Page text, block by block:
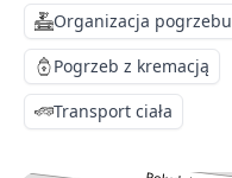
Organizacja pogrzebu
Pogrzeb z kremacją
Transport ciała